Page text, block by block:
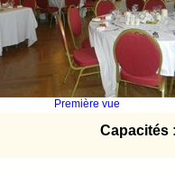
Première vue
Capacités